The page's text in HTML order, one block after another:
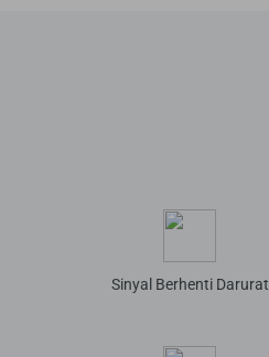
Sinyal Berhenti Darurat